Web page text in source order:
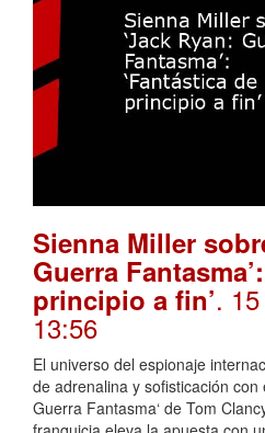
Sienna Miller
Guerra
principio a fin’.
13:56
El universo del espionaje
de adrenalina y sofisticación con
Guerra Fantasma‘ de Tom